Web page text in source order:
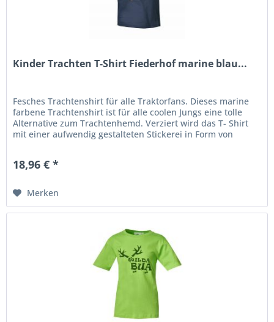
Kinder Trachten T-Shirt Fiederhof marine blau...
Fesches Trachtenshirt für alle Traktorfans. Dieses marine
farbene Trachtenshirt ist für alle coolen Jungs eine tolle
Alternative zum Trachtenhemd. Verziert wird das T- Shirt
mit einer aufwendig gestalteten Stickerei in Form von
18,96 € *
Merken